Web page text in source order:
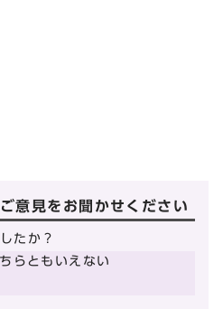
意見をお聞かせください
たか？
らともいえない